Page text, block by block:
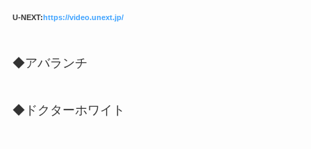
U-NEXT:https://video.unext.jp/
◆アバランチ
◆ドクターホワイト